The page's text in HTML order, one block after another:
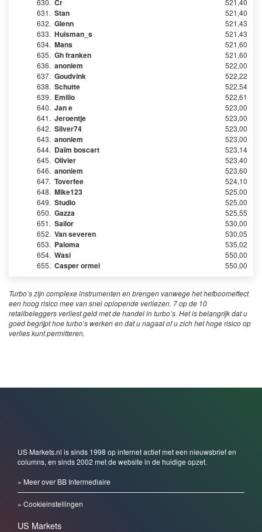
630. Cr
521,40
631. Stan
521,40
632. Glenn
521,43
633. Huisman_s
521,43
634. Mans
521,60
635. Gh franken
521,60
636. anoniem
522,00
637. Goudvink
522,22
638. Schutte
522,54
639. Emilio
522,61
640. Jan e
523,00
641. Jeroentje
523,00
642. Silver74
523,00
643. anoniem
523,00
644. Daïm boscart
523,14
645. Olivier
523,40
646. anoniem
523,60
647. Toverfee
524,10
648. Mike123
525,00
649. Studio
525,00
650. Gazza
525,55
651. Sailor
530,00
652. Van severen
530,05
653. Paloma
535,02
654. Wasi
550,00
655. Casper ormel 550,00
Turbo’s zijn complexe instrumenten en brengen vanwege het hefboomeffect
een hoog risico mee van snel oplopende verliezen. 7 op de 10
retailbeleggers verliest geld met de handel in turbo’s. Het is belangrijk dat u
goed begrijpt hoe turbo’s werken en dat u nagaat of u zich het hoge risico op
verlies kunt permitteren.
US Markets.nl is sinds 1998 op internet actief met een nieuwsbrief en
columns, en sinds 2002 met de website in de huidige opzet.
» Meer over BB Intermediaire
» Cookieinstellingen
US Markets